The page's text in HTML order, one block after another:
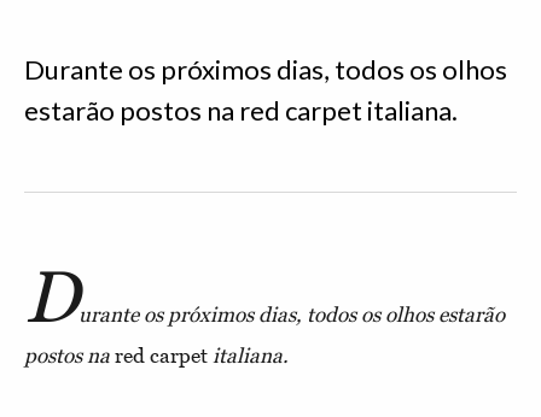
Durante os próximos dias, todos os olhos
estarão postos na red carpet italiana.
Durante os próximos dias, todos os olhos estarão
postos na red carpet italiana.